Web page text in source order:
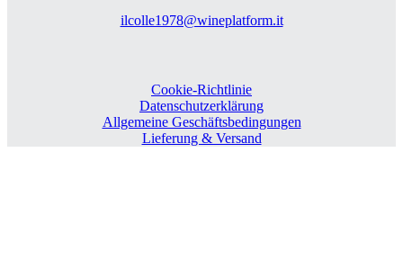
ilcolle1978@wineplatform.it
Cookie-Richtlinie
Datenschutzerklärung
Allgemeine Geschäftsbedingungen
Lieferung & Versand